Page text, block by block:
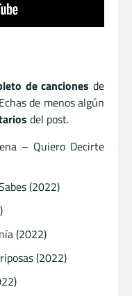
de canciones de
de menos algún
del post.
– Quiero Decirte
(2022)
(2022)
(2022)